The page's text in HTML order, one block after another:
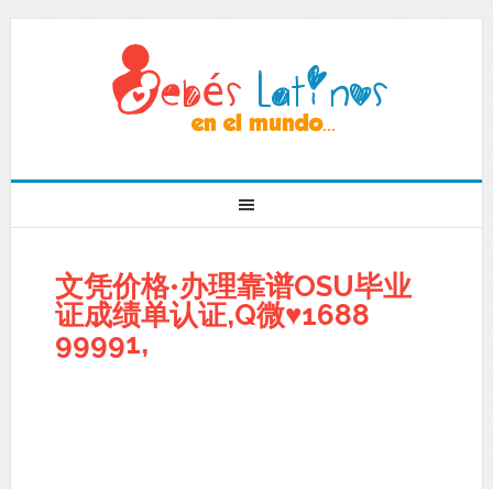
文凭价格•办理靠谱OSU毕业
证成绩单认证,Q微♥1688
99991,